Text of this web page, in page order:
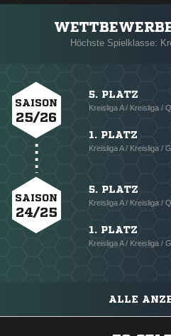
Höchste Spielklasse:
SAISON
25/26
5. PLATZ
Kreisliga A / Kreisliga /
1. PLATZ
Kreisliga A / Kreisliga /
SAISON
24/25
5. PLATZ
Kreisliga A / Kreisliga /
1. PLATZ
Kreisliga A / Kreisliga /
ALLE